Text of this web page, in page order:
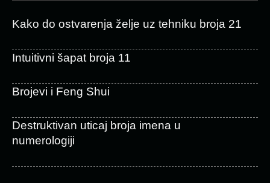
Kako do ostvarenja želje uz tehniku broja 21
Intuitivni šapat broja 11
Brojevi i Feng Shui
Destruktivan uticaj broja imena u
numerologiji